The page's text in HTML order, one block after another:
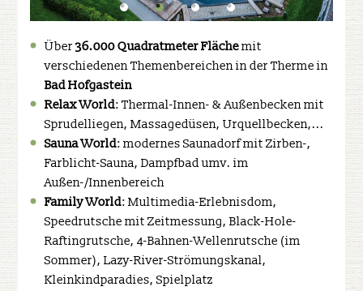
Über36.000 Quadratmeter Flächemit
verschiedenen Themenbereichen in der Therme in
Bad Hofgastein
Relax World: Thermal-Innen- & Außenbecken mit
Sprudelliegen, Massagedüsen, Urquellbecken,...
Sauna World: modernes Saunadorf mit Zirben-,
Farblicht-Sauna, Dampfbad umv. im
Außen-/Innenbereich
Family World: Multimedia-Erlebnisdom,
Speedrutsche mit Zeitmessung, Black-Hole-
Raftingrutsche, 4-Bahnen-Wellenrutsche (im
Sommer), Lazy-River-Strömungskanal,
Kleinkindparadies, Spielplatz